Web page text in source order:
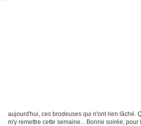
aujourd'hui, ces brodeuses qui n'ont rien lâché.
m'y remettre cette semaine... Bonne soirée,